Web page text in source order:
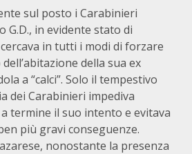
sul posto i Carabinieri
G.D., in evidente stato di
in tutti i modi di forzare
della sua ex
a “calci”. Solo il tempestivo
dei Carabinieri impediva
termine il suo intento e evitava
più gravi conseguenze.
nonostante la presenza